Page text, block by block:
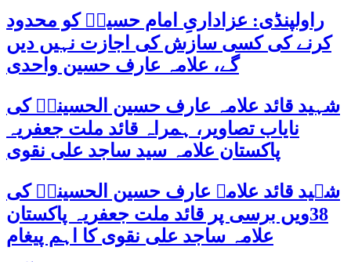
راولپنڈی: عزاداریِ امام حسینؑ کو محدود
کرنے کی کسی سازش کی اجازت نہیں دیں
گے، علامہ عارف حسین واحدی
شہید قائد علامہ عارف حسین الحسینیؒ کی
نایاب تصاویر، ہمراہ قائد ملت جعفریہ
پاکستان علامہ سید ساجد علی نقوی
شہید قائد علامہ عارف حسین الحسینیؒ کی
38ویں برسی پر قائد ملت جعفریہ پاکستان
علامہ ساجد علی نقوی کا اہم پیغام